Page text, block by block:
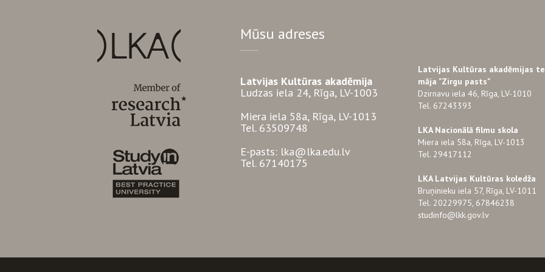
Mūsu adreses
Latvijas Kultūras akadēmija
Ludzas iela 24, Rīga, LV-1003
Miera iela 58a, Rīga, LV-1013
Tel. 63509748
E-pasts: lka@lka.edu.lv
Tel. 67140175
Latvijas Kultūras akadēmijas
māja "Zirgu pasts"
Dzirnavu iela 46, Rīga, LV-1010
Tel. 67243393
LKA Nacionālā filmu skola
Miera iela 58a, Rīga, LV-1013
Tel. 29417112
LKA Latvijas Kultūras koledža
Bruņinieku iela 57, Rīga, LV-1011
Tel. 20229975, 67846238
studinfo@lkk.gov.lv